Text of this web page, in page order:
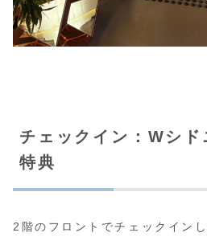
チェックイン：Wシド
特典
2階のフロントでチェックインし